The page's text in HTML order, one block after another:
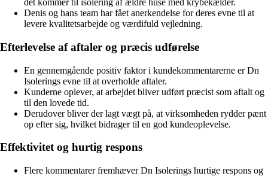
det kommer til isolering af ældre huse med krybekælder.
Denis og hans team har fået anerkendelse for deres evne til at
levere kvalitetsarbejde og værdifuld vejledning.
Efterlevelse af aftaler og præcis udførelse
En gennemgående positiv faktor i kundekommentarerne er Dn
Isolerings evne til at overholde aftaler.
Kunderne oplever, at arbejdet bliver udført præcist som aftalt og
til den lovede tid.
Derudover bliver der lagt vægt på, at virksomheden rydder pænt
op efter sig, hvilket bidrager til en god kundeoplevelse.
Effektivitet og hurtig respons
Flere kommentarer fremhæver Dn Isolerings hurtige respons og